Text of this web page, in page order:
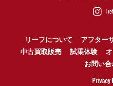
リーフについて アフター
中古買取販売
試乗体験
お問い
Privacy